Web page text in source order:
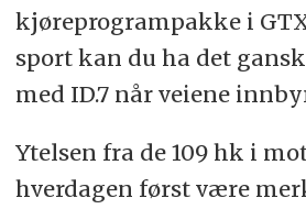
kjøreprogrampakke i
sport kan du ha det
med ID.7 når veiene
Ytelsen fra de 109 hk i
hverdagen først være